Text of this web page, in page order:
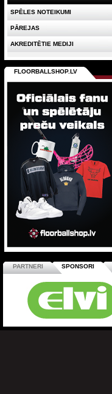
SPĒLES NOTEIKUMI
PĀREJAS
AKREDITĒTIE MEDIJI
FLOORBALLSHOP.LV
PARTNERI SPONSORI